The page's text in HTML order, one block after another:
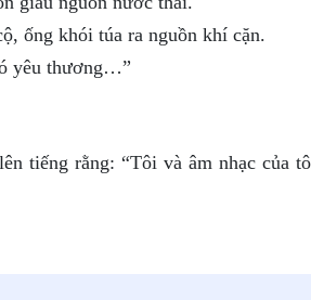
ống khói túa ra nguồn khí cặn.
yêu thương…”
tiếng rằng: “Tôi và âm nhạc của